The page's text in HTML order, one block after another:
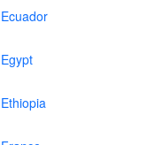
Ecuador
Egypt
Ethiopia